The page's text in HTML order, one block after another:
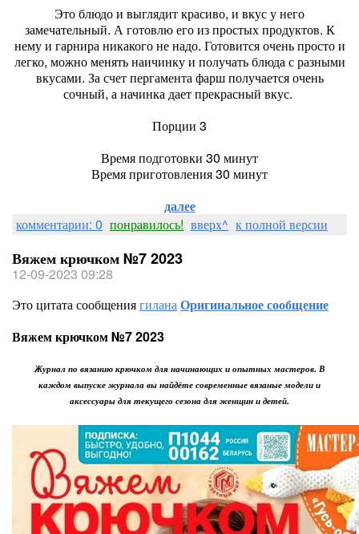
Это блюдо и выглядит красиво, и вкус у него
замечательный. А готовлю его из простых продуктов. К
нему и гарнира никакого не надо. Готовится очень просто и
легко, можно менять наичинку и получать блюда с разными
вкусами. За счет пергамента фарш получается очень
сочный, а начинка дает прекрасный вкус.
Порции 3
Время подготовки 30 минут
Время приготовления 30 минут
далее
комментарии: 0 понравилось! вверх^ к полной версии
Вяжем крючком №7 2023
12-09-2023 09:28
Это цитата сообщениягиланаОригинальное сообщение
Вяжем крючком №7 2023
Журнал по вязанию крючком для начинающих и опытных мастеров. В
каждом выпуске журнала вы найдёте современные вязаные модели и
аксессуары для текущего сезона для женщин и детей.